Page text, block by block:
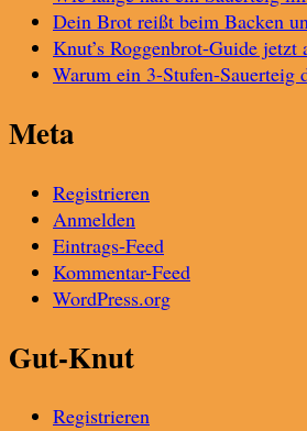
Dein Brot reißt beim Backen
Knut’s Roggenbrot-Guide jetzt
Warum ein 3-Stufen-Sauerteig
Meta
Registrieren
Anmelden
Eintrags-Feed
Kommentar-Feed
WordPress.org
Gut-Knut
Registrieren